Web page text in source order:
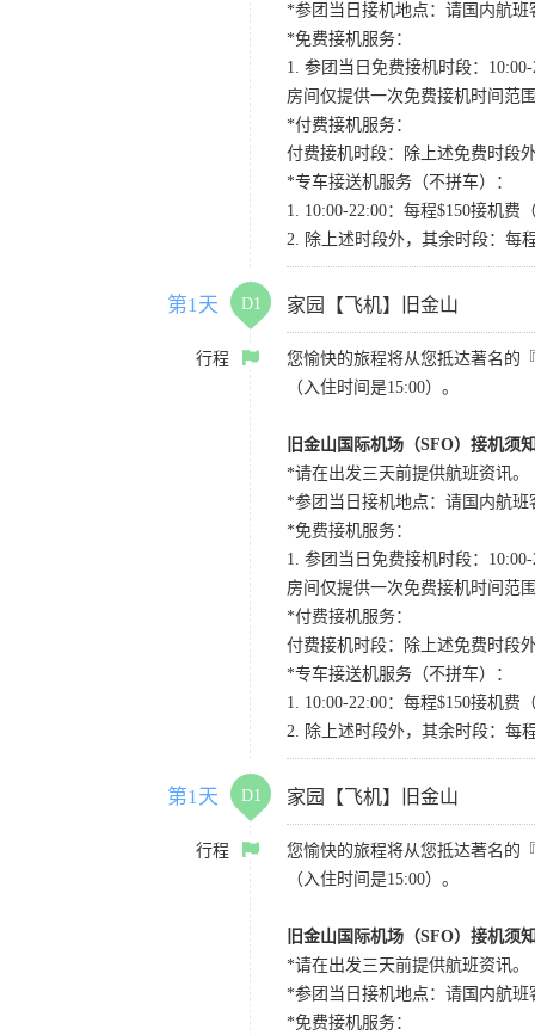
*参团当日接机地点：请国内航班
*免费接机服务：
1. 参团当日免费接机时段：
房间仅提供一次免费接机时间范
*付费接机服务：
付费接机时段：除上述免费时段
*专车接送机服务（不拼车）：
1. 10:00-22:00：每程$150接机
2. 除上述时段外，其余时段：每
第1天 D1 家园【飞机】旧金山
行程
您愉快的旅程将从您抵达著名的
（入住时间是15:00）。
旧金山国际机场（SFO）接机须
*请在出发三天前提供航班资讯。
*参团当日接机地点：请国内航班
*免费接机服务：
1. 参团当日免费接机时段：
房间仅提供一次免费接机时间范
*付费接机服务：
付费接机时段：除上述免费时段
*专车接送机服务（不拼车）：
1. 10:00-22:00：每程$150接机
2. 除上述时段外，其余时段：每
第1天 D1 家园【飞机】旧金山
行程
您愉快的旅程将从您抵达著名的
（入住时间是15:00）。
旧金山国际机场（SFO）接机须
*请在出发三天前提供航班资讯。
*参团当日接机地点：请国内航班
*免费接机服务：